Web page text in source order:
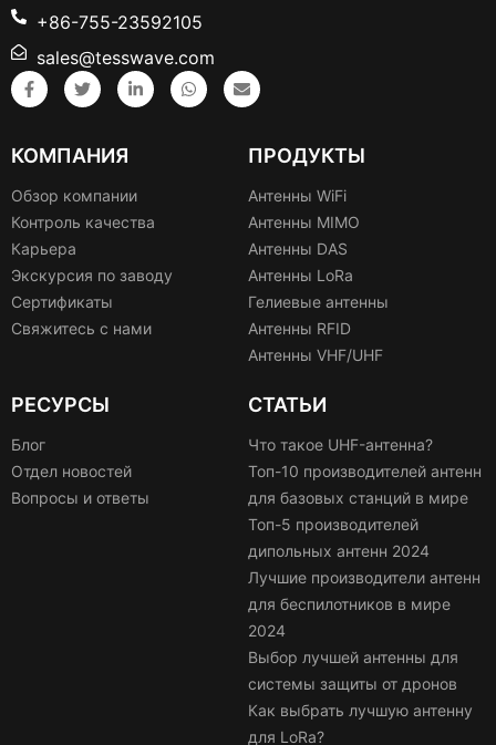
+86-755-23592105
sales@tesswave.com
КОМПАНИЯ
Обзор компании
Контроль качества
Карьера
Экскурсия по заводу
Сертификаты
Свяжитесь с нами
ПРОДУКТЫ
Антенны WiFi
Антенны MIMO
Антенны DAS
Антенны LoRa
Гелиевые антенны
Антенны RFID
Антенны VHF/UHF
РЕСУРСЫ
Блог
Отдел новостей
Вопросы и ответы
СТАТЬИ
Что такое UHF-антенна?
Топ-10 производителей антенн
для базовых станций в мире
Топ-5 производителей
дипольных антенн 2024
Лучшие производители антенн
для беспилотников в мире
2024
Выбор лучшей антенны для
системы защиты от дронов
Как выбрать лучшую антенну
для LoRa?